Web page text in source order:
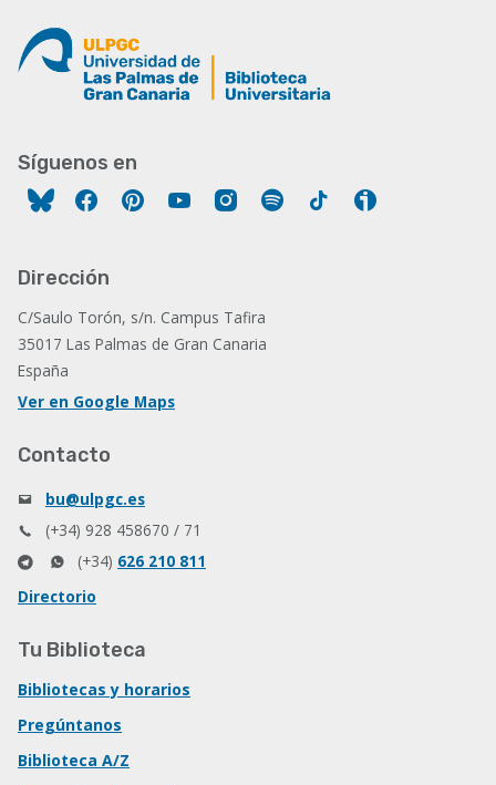
Síguenos en
FacebookPinterestYouTubeInstagram
Spotify Tiktok
Dirección
C/Saulo Torón, s/n. Campus Tafira
35017 Las Palmas de Gran Canaria
España
Ver en Google Maps
Contacto
bu@ulpgc.es
(+34) 928 458670 / 71
(+34) 626 210 811
Directorio
Tu Biblioteca
Bibliotecas y horarios
Pregúntanos
Biblioteca A/Z